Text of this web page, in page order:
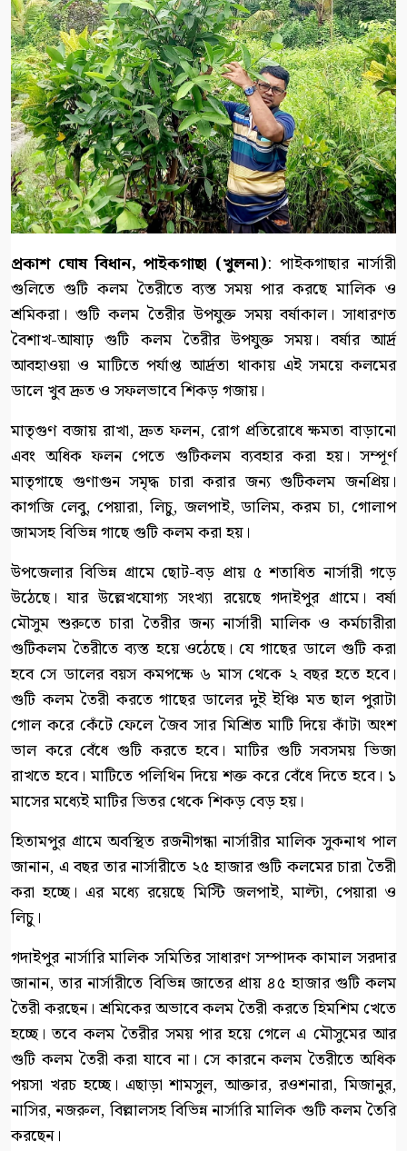
প্রকাশ ঘোষ বিধান, পাইকগাছা (খুলনা): পাইকগাছার নার্সারী
গুলিতে গুটি কলম তৈরীতে ব্যস্ত সময় পার করছে মালিক ও
শ্রমিকরা। গুটি কলম তৈরীর উপযুক্ত সময় বর্ষাকাল। সাধারণত
বৈশাখ-আষাঢ় গুটি কলম তৈরীর উপযুক্ত সময়। বর্ষার আর্দ্র
আবহাওয়া ও মাটিতে পর্যাপ্ত আর্দ্রতা থাকায় এই সময়ে কলমের
ডালে খুব দ্রুত ও সফলভাবে শিকড় গজায়।
মাতৃগুণ বজায় রাখা, দ্রুত ফলন, রোগ প্রতিরোধে ক্ষমতা বাড়ানো
এবং অধিক ফলন পেতে গুটিকলম ব্যবহার করা হয়। সম্পূর্ণ
মাতৃগাছে গুণাগুন সমৃদ্ধ চারা করার জন্য গুটিকলম জনপ্রিয়।
কাগজি লেবু, পেয়ারা, লিচু, জলপাই, ডালিম, করম চা, গোলাপ
জামসহ বিভিন্ন গাছে গুটি কলম করা হয়।
উপজেলার বিভিন্ন গ্রামে ছোট-বড় প্রায় ৫ শতাধিত নার্সারী গড়ে
উঠেছে। যার উল্লেখযোগ্য সংখ্যা রয়েছে গদাইপুর গ্রামে। বর্ষা
মৌসুম শুরুতে চারা তৈরীর জন্য নার্সারী মালিক ও কর্মচারীরা
গুটিকলম তৈরীতে ব্যস্ত হয়ে ওঠেছে। যে গাছের ডালে গুটি করা
হবে সে ডালের বয়স কমপক্ষে ৬ মাস থেকে ২ বছর হতে হবে।
গুটি কলম তৈরী করতে গাছের ডালের দুই ইঞ্চি মত ছাল পুরাটা
গোল করে কেঁটে ফেলে জৈব সার মিশ্রিত মাটি দিয়ে কাঁটা অংশ
ভাল করে বেঁধে গুটি করতে হবে। মাটির গুটি সবসময় ভিজা
রাখতে হবে। মাটিতে পলিথিন দিয়ে শক্ত করে বেঁধে দিতে হবে। ১
মাসের মধ্যেই মাটির ভিতর থেকে শিকড় বেড় হয়।
হিতামপুর গ্রামে অবস্থিত রজনীগন্ধা নার্সারীর মালিক সুকনাথ পাল
জানান, এ বছর তার নার্সারীতে ২৫ হাজার গুটি কলমের চারা তৈরী
করা হচ্ছে। এর মধ্যে রয়েছে মিস্টি জলপাই, মাল্টা, পেয়ারা ও
লিচু।
গদাইপুর নার্সারি মালিক সমিতির সাধারণ সম্পাদক কামাল সরদার
জানান, তার নার্সারীতে বিভিন্ন জাতের প্রায় ৪৫ হাজার গুটি কলম
তৈরী করছেন। শ্রমিকের অভাবে কলম তৈরী করতে হিমশিম খেতে
হচ্ছে। তবে কলম তৈরীর সময় পার হয়ে গেলে এ মৌসুমের আর
গুটি কলম তৈরী করা যাবে না। সে কারনে কলম তৈরীতে অধিক
পয়সা খরচ হচ্ছে। এছাড়া শামসুল, আক্তার, রওশনারা, মিজানুর,
নাসির, নজরুল, বিল্লালসহ বিভিন্ন নার্সারি মালিক গুটি কলম তৈরি
করছেন।